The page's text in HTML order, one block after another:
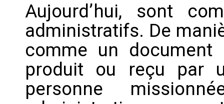
Aujourd’hui, sont
administratifs. De
comme un
produit ou reçu par
personne